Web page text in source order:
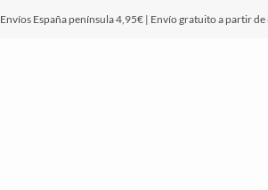
Envíos España península 4,95€ | Envío gratuito a partir